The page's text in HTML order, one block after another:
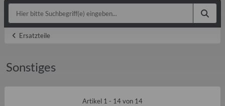
Ersatzteile
Sonstiges
Artikel 1 - 14 von 14